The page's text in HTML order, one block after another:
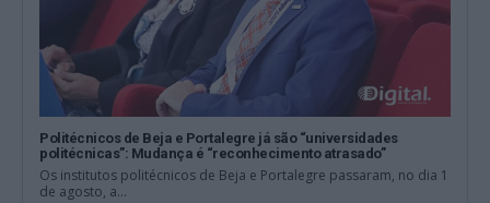
Politécnicos de Beja e Portalegre já são “universidades
politécnicas”: Mudança é “reconhecimento atrasado”
Os institutos politécnicos de Beja e Portalegre passaram, no dia 1
de agosto, a...